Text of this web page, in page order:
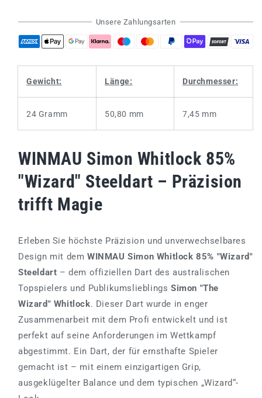
Unsere Zahlungsarten
Gewicht: Länge: Durchmesser:
24 Gramm 50,80 mm 7,45 mm
WINMAU Simon Whitlock 85%
"Wizard" Steeldart – Präzision
trifft Magie
Erleben Sie höchste Präzision und unverwechselbares
Design mit dem WINMAU Simon Whitlock 85% "Wizard"
Steeldart – dem offiziellen Dart des australischen
Topspielers und PublikumslieblingsSimon "The
Wizard" Whitlock. Dieser Dart wurde in enger
Zusammenarbeit mit dem Profi entwickelt und ist
perfekt auf seine Anforderungen im Wettkampf
abgestimmt. Ein Dart, der für ernsthafte Spieler
gemacht ist – mit einem einzigartigen Grip,
ausgeklügelter Balance und dem typischen „Wizard“-